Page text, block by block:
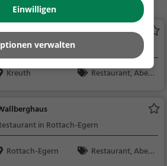
Berggaststätte
in Kreuth
Kreuth
Restaurant, Aben
in Rottach-Egern
Rottach-Egern
Restaurant, Aben
Einwilligen
verwalten